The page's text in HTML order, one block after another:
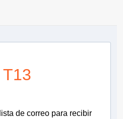
de correo para recibir